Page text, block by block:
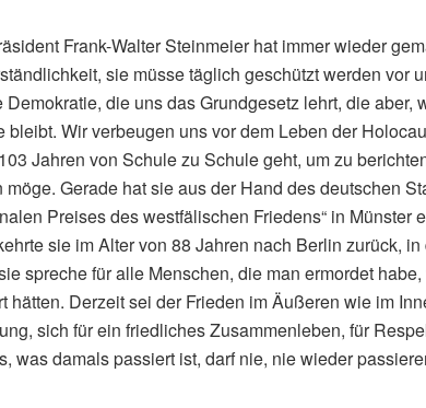
Frank-Walter Steinmeier hat immer wieder
sie müsse täglich geschützt werden vor
Demokratie, die uns das Grundgesetz lehrt, die aber,
bleibt. Wir verbeugen uns vor dem Leben der
Jahren von Schule zu Schule geht, um zu
möge. Gerade hat sie aus der Hand des deutschen
Preises des westfälischen Friedens“ in Münster
sie im Alter von 88 Jahren nach Berlin zurück,
spreche für alle Menschen, die man ermordet
hätten. Derzeit sei der Frieden im Äußeren wie im
sich für ein friedliches Zusammenleben, für
was damals passiert ist, darf nie, nie wieder